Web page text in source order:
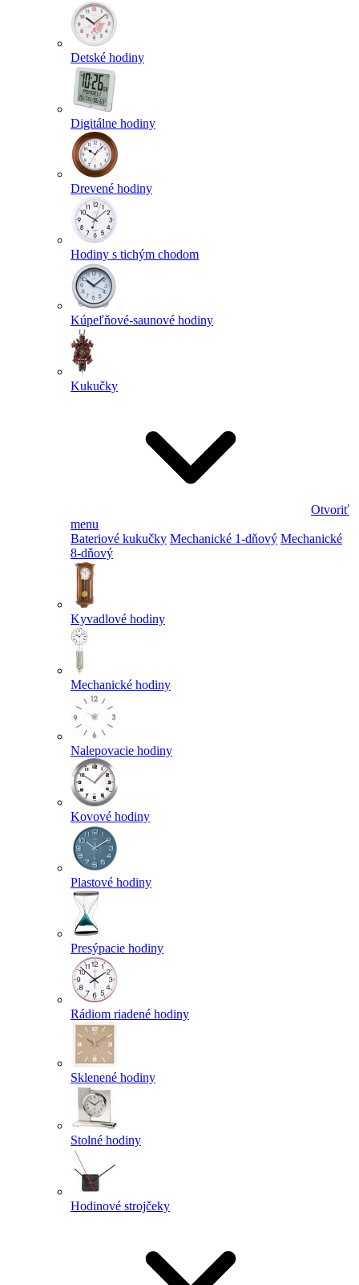
Detské hodiny
Digitálne hodiny
Drevené hodiny
Hodiny s tichým chodom
Kúpeľňové-saunové hodiny
Kukučky
Otvoriť
menu
Bateriové kukučky Mechanické 1-dňový Mechanické
8-dňový
Kyvadlové hodiny
Mechanické hodiny
Nalepovacie hodiny
Kovové hodiny
Plastové hodiny
Presýpacie hodiny
Rádiom riadené hodiny
Sklenené hodiny
Stolné hodiny
Hodinové strojčeky